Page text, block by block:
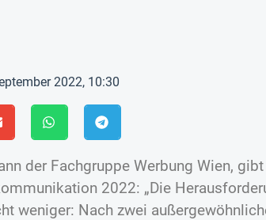
2022, 10:30
der Fachgruppe Werbung Wien,
2022: „Die
weniger: Nach zwei